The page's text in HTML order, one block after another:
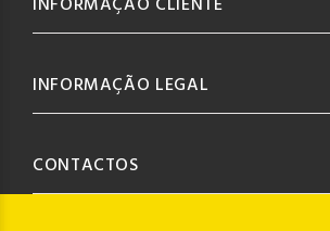
INFORMAÇÃO LEGAL
CONTACTOS